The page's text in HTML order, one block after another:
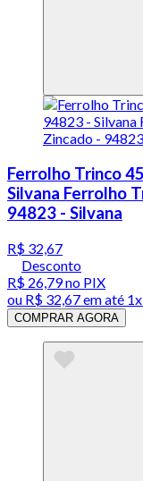
Ferrolho Trinco
Silvana Ferrolho
94823 - Silvana
R$ 32,67
Desconto
R$ 26,79no PIX
ou R$ 32,67em até
COMPRAR AGORA